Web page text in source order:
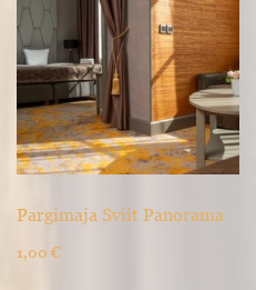
Pargimaja Sviit Panorama
1,00 €